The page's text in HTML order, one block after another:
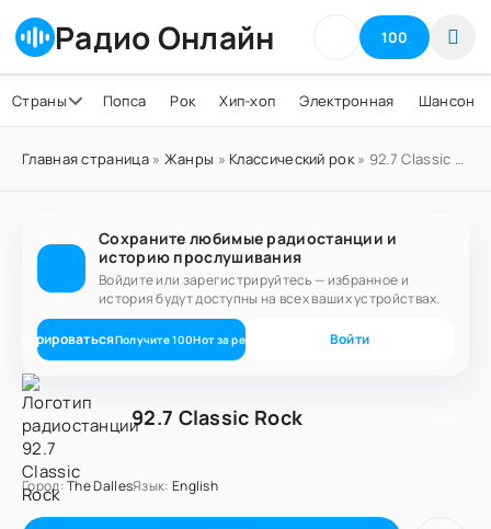
Радио Онлайн 100
Страны Попса Рок Хип-хоп Электронная Шансон
Главная страница» Жанры » Классический рок» 92.7 Classic Rock
Сохраните любимые радиостанции и
историю прослушивания
Войдите или зарегистрируйтесь — избранное и
история будут доступны на всех ваших устройствах.
Получите100Нот за регистрацию Войти
92.7 Classic Rock
Город:The DallesЯзык: English